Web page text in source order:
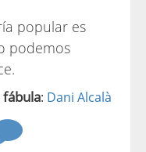
popular es
podemos
fábula: Dani Alcalà